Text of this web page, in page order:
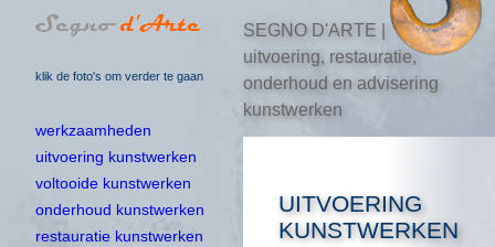
klik de foto's om verder te gaan
SEGNO D'ARTE |
uitvoering, restauratie,
onderhoud en advisering
kunstwerken
werkzaamheden
uitvoering kunstwerken
voltooide kunstwerken
onderhoud kunstwerken
restauratie kunstwerken
UITVOERING
KUNSTWERKEN